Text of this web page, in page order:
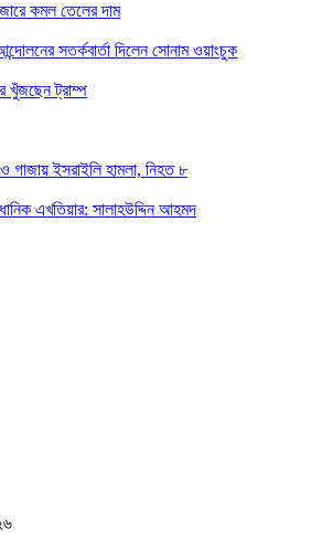
কমল তেলের দাম
সতর্কবার্তা দিলেন সোনাম ওয়াংচুক
খুঁজছেন ট্রাম্প
গাজায় ইসরাইলি হামলা, নিহত ৮
এখতিয়ার: সালাহউদ্দিন আহমদ